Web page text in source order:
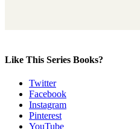
Like This Series Books?
Twitter
Facebook
Instagram
Pinterest
YouTube